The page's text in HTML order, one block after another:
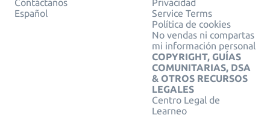
Contáctanos
Español
Privacidad
Service Terms
Política de cookies
No vendas ni compartas
mi información personal
COPYRIGHT, GUÍAS
COMUNITARIAS, DSA
& OTROS RECURSOS
LEGALES
Centro Legal de
Learneo